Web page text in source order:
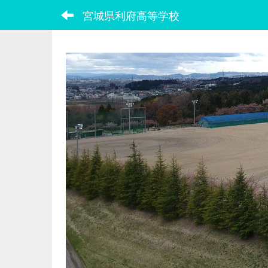
宮城県利府高等学校